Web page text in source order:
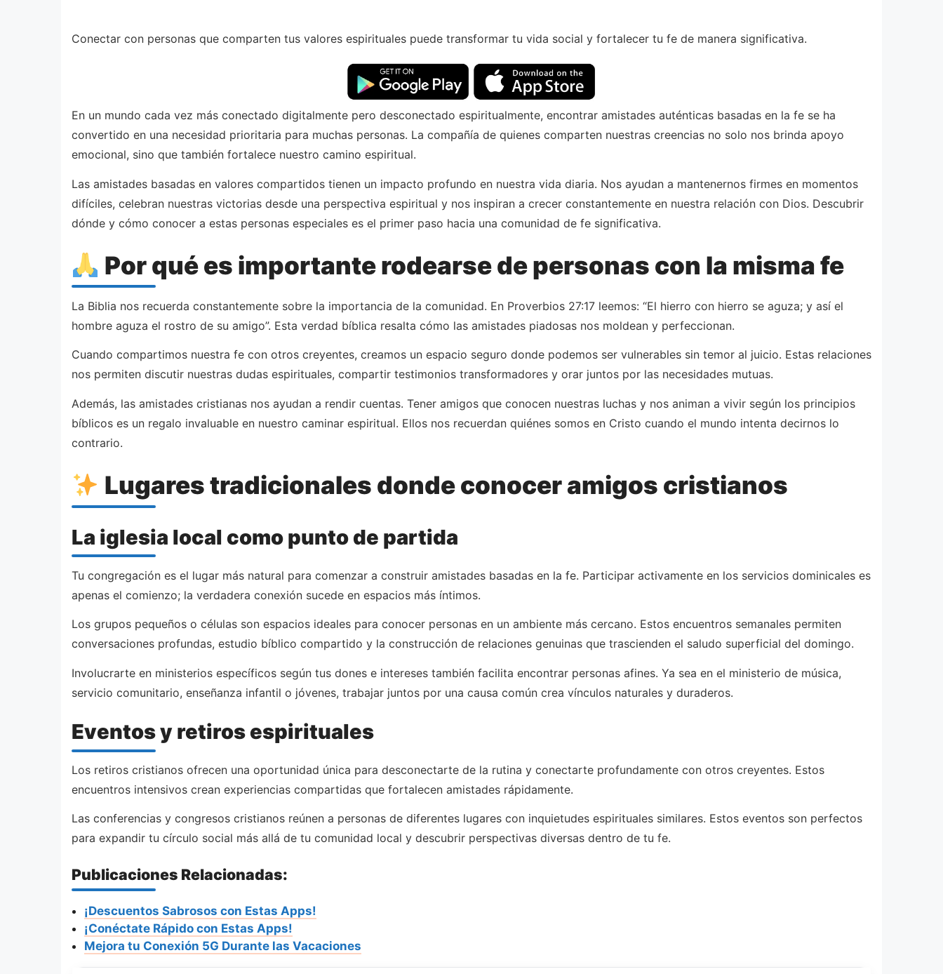
Conectar con personas que comparten tus valores espirituales puede transformar tu vida social y fortalecer tu fe de manera significativa.
En un mundo cada vez más conectado digitalmente pero desconectado espiritualmente, encontrar amistades auténticas basadas en la fe se ha
convertido en una necesidad prioritaria para muchas personas. La compañía de quienes comparten nuestras creencias no solo nos brinda apoyo
emocional, sino que también fortalece nuestro camino espiritual.
Las amistades basadas en valores compartidos tienen un impacto profundo en nuestra vida diaria. Nos ayudan a mantenernos firmes en momentos
difíciles, celebran nuestras victorias desde una perspectiva espiritual y nos inspiran a crecer constantemente en nuestra relación con Dios. Descubrir
dónde y cómo conocer a estas personas especiales es el primer paso hacia una comunidad de fe significativa.
Por qué es importante rodearse de personas con la misma fe
La Biblia nos recuerda constantemente sobre la importancia de la comunidad. En Proverbios 27:17 leemos: “El hierro con hierro se aguza; y así el
hombre aguza el rostro de su amigo”. Esta verdad bíblica resalta cómo las amistades piadosas nos moldean y perfeccionan.
Cuando compartimos nuestra fe con otros creyentes, creamos un espacio seguro donde podemos ser vulnerables sin temor al juicio. Estas relaciones
nos permiten discutir nuestras dudas espirituales, compartir testimonios transformadores y orar juntos por las necesidades mutuas.
Además, las amistades cristianas nos ayudan a rendir cuentas. Tener amigos que conocen nuestras luchas y nos animan a vivir según los principios
bíblicos es un regalo invaluable en nuestro caminar espiritual. Ellos nos recuerdan quiénes somos en Cristo cuando el mundo intenta decirnos lo
contrario.
Lugares tradicionales donde conocer amigos cristianos
La iglesia local como punto de partida
Tu congregación es el lugar más natural para comenzar a construir amistades basadas en la fe. Participar activamente en los servicios dominicales es
apenas el comienzo; la verdadera conexión sucede en espacios más íntimos.
Los grupos pequeños o células son espacios ideales para conocer personas en un ambiente más cercano. Estos encuentros semanales permiten
conversaciones profundas, estudio bíblico compartido y la construcción de relaciones genuinas que trascienden el saludo superficial del domingo.
Involucrarte en ministerios específicos según tus dones e intereses también facilita encontrar personas afines. Ya sea en el ministerio de música,
servicio comunitario, enseñanza infantil o jóvenes, trabajar juntos por una causa común crea vínculos naturales y duraderos.
Eventos y retiros espirituales
Los retiros cristianos ofrecen una oportunidad única para desconectarte de la rutina y conectarte profundamente con otros creyentes. Estos
encuentros intensivos crean experiencias compartidas que fortalecen amistades rápidamente.
Las conferencias y congresos cristianos reúnen a personas de diferentes lugares con inquietudes espirituales similares. Estos eventos son perfectos
para expandir tu círculo social más allá de tu comunidad local y descubrir perspectivas diversas dentro de tu fe.
Publicaciones Relacionadas:
¡Descuentos Sabrosos con Estas Apps!
¡Conéctate Rápido con Estas Apps!
Mejora tu Conexión 5G Durante las Vacaciones